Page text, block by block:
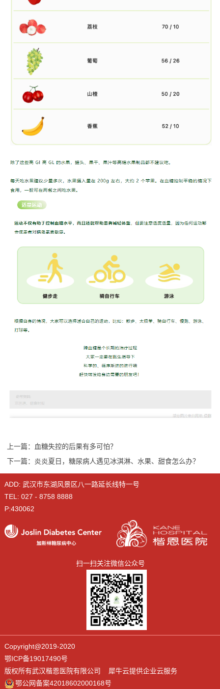
上一篇： 血糖失控的后果有多可怕？
下一篇： 炎炎夏日，糖尿病人遇见冰淇淋、水果、甜食怎么办？
ADD: 武汉市东湖风景区八一路延长线特一号
TEL: 027 - 8758 8888
P:430062
扫一扫关注微信公众号
Copyright@2019-2020
鄂ICP备19017490号
版权所有武汉楷恩医院有限公司 犀牛云提供企业云服务
鄂公网备案42018602000168号